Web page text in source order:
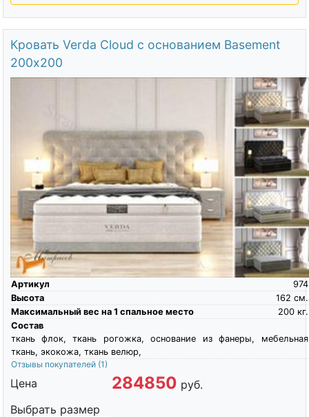
Кровать Verda Cloud с основанием Basement
200х200
Артикул
974
Высота
см.
162
Максимальный вес на 1 спальное место
кг.
200
Состав
ткань флок, ткань рогожка, основание из фанеры, мебельная
ткань, экокожа, ткань велюр,
Отзывы покупателей (1)
Цена 284850 руб.
Выбрать размер